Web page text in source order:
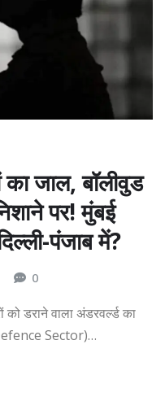
का जाल, बॉलीवुड
पर! मुंबई
पंजाब में?
0
डराने वाला अंडरवर्ल्ड का
Sector)…